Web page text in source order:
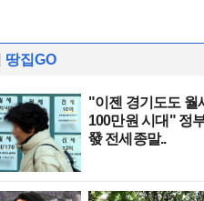
땅집GO
"이젠 경기도도 월
100만원 시대" 정
發 전세종말..